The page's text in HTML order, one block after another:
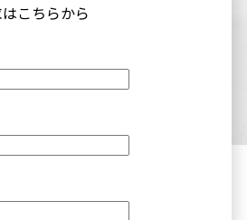
こちらから